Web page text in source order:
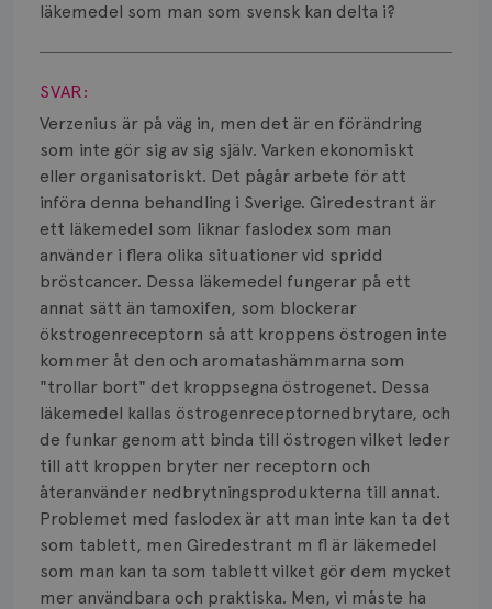
läkemedel som man som svensk kan delta i?
Visa svar
SVAR:
Verzenius är på väg in, men det är en förändring
som inte gör sig av sig själv. Varken ekonomiskt
eller organisatoriskt. Det pågår arbete för att
införa denna behandling i Sverige. Giredestrant är
ett läkemedel som liknar faslodex som man
använder i flera olika situationer vid spridd
bröstcancer. Dessa läkemedel fungerar på ett
annat sätt än tamoxifen, som blockerar
ökstrogenreceptorn så att kroppens östrogen inte
kommer åt den och aromatashämmarna som
"trollar bort" det kroppsegna östrogenet. Dessa
läkemedel kallas östrogenreceptornedbrytare, och
de funkar genom att binda till östrogen vilket leder
till att kroppen bryter ner receptorn och
återanvänder nedbrytningsprodukterna till annat.
Problemet med faslodex är att man inte kan ta det
som tablett, men Giredestrant m fl är läkemedel
som man kan ta som tablett vilket gör dem mycket
mer användbara och praktiska. Men, vi måste ha
Risker
Vätska